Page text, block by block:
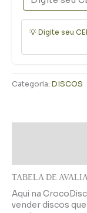
💡 Digite seu
Categoria: DISCOS
TABELA DE
Aqui na
vender discos